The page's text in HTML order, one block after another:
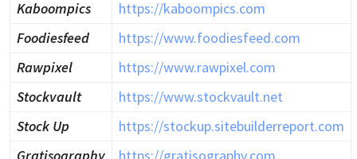
Kaboompics
https://kaboompics.com
Foodiesfeed
https://www.foodiesfeed.com
Rawpixel
https://www.rawpixel.com
Stockvault
https://www.stockvault.net
Stock Up
https://stockup.sitebuilderreport.com
Gratisography
https://gratisography.com